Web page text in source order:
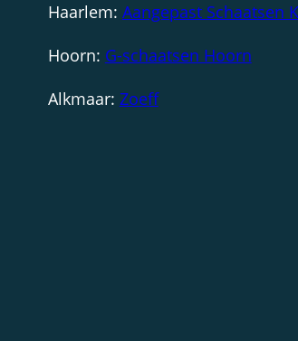
Haarlem: Aangepast Schaatsen
Hoorn: G-schaatsen Hoorn
Alkmaar: Zoeff